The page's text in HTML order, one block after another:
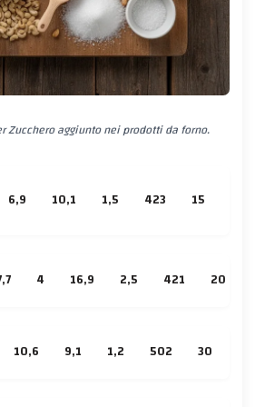
Zucchero aggiunto nei prodotti da forno.
6,9 10,1 1,5 423 15
4 16,9 2,5 421 20
10,6 9,1 1,2 502 30